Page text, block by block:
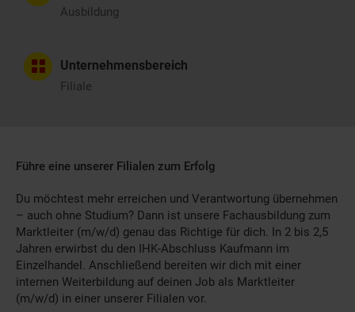
Ausbildung
Unternehmensbereich
Filiale
Führe eine unserer Filialen zum Erfolg
Du möchtest mehr erreichen und Verantwortung übernehmen
– auch ohne Studium? Dann ist unsere Fachausbildung zum
Marktleiter (m/w/d) genau das Richtige für dich. In 2 bis 2,5
Jahren erwirbst du den IHK-Abschluss Kaufmann im
Einzelhandel. Anschließend bereiten wir dich mit einer
internen Weiterbildung auf deinen Job als Marktleiter
(m/w/d) in einer unserer Filialen vor.